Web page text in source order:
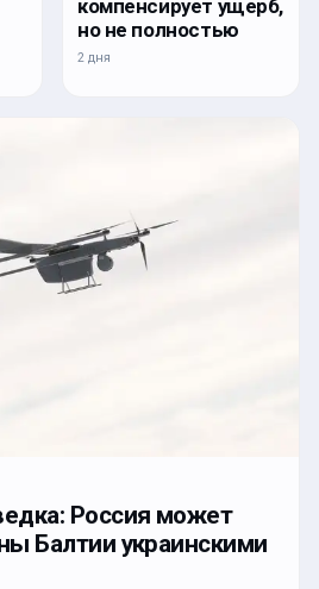
компенсирует ущерб,
но не полностью
2 дня
Россия может
Балтии украинскими